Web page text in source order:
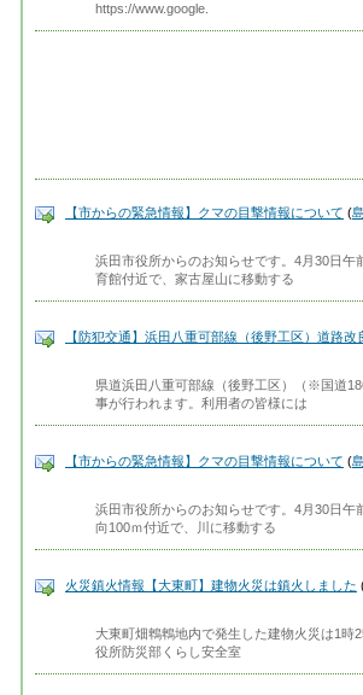
https://www.google.
【市からの緊急情報】クマの目撃情報について (
浜田市役所からのお知らせです。4月30日
育館付近で、家古屋山に移動する
【防犯交通】浜田八重可部線（後野工区）道路
県道浜田八重可部線（後野工区）（※国道
事が行われます。利用者の皆様には
【市からの緊急情報】クマの目撃情報について (
浜田市役所からのお知らせです。4月30日
向100ｍ付近で、川に移動する
火災鎮火情報【大東町】建物火災は鎮火しました
大東町畑鵯鵯地内で発生した建物火災は1時
役所防災部くらし安全室